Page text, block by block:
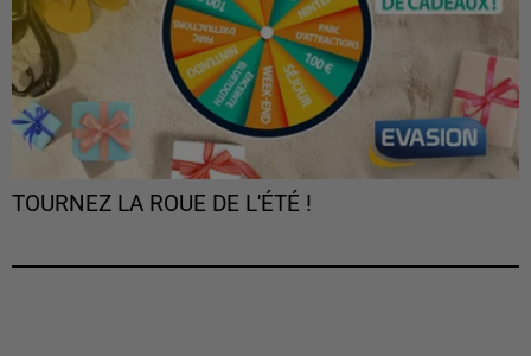
TOURNEZ LA ROUE DE L'ÉTÉ !